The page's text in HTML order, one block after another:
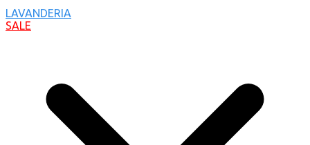
LAVANDERIA
SALE